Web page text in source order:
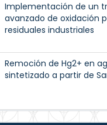
Implementación de un
avanzado de oxidación
residuales industriales
Remoción de Hg2+ en
sintetizado a partir de